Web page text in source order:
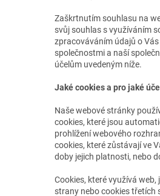
Zaškrtnutím souhlasu na
svůj souhlas s využíváním
zpracováváním údajů o
společnostmi a naší
účelům uvedeným níže.
Jaké cookies a pro jaké
Naše webové stránky
cookies, které jsou
prohlížení webového
cookies, které zůstávají ve
doby jejich platnosti, nebo
Cookies, které využívá
strany nebo cookies třetích